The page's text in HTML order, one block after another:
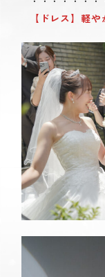
【ドレス】軽